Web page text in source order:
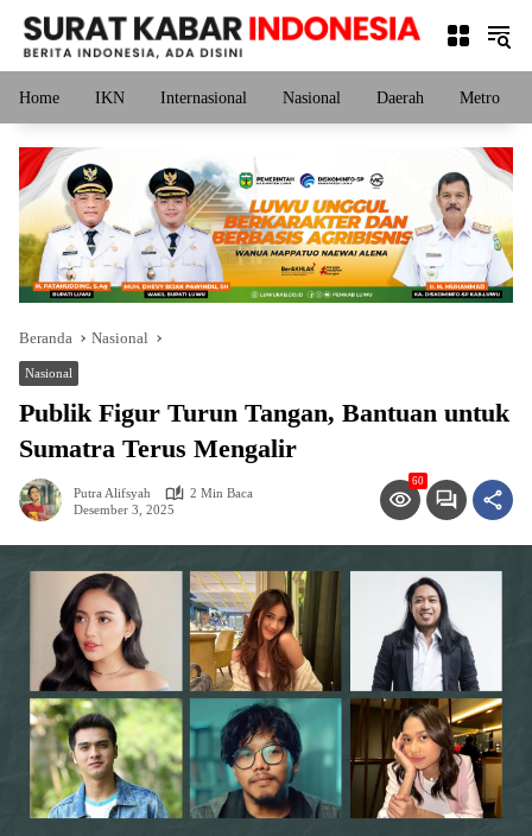
Langsung
konten
Home IKN Internasional Nasional Daerah Metro
Beranda Nasional
Nasional
Publik Figur Turun Tangan, Bantuan untuk
Sumatra Terus Mengalir
Putra Alifsyah
2 Min Baca
Desember 3, 2025
60